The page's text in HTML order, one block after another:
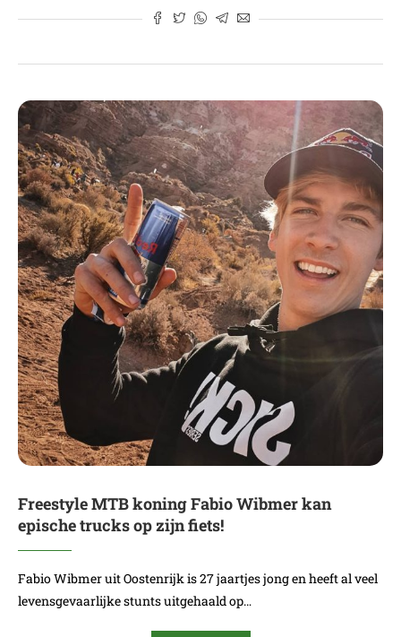
Freestyle MTB koning Fabio Wibmer kan
epische trucks op zijn fiets!
Fabio Wibmer uit Oostenrijk is 27 jaartjes jong en heeft al veel
levensgevaarlijke stunts uitgehaald op…